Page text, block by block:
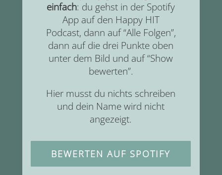
einfach: du gehst in der Spotify
App auf den Happy HIT
Podcast, dann auf “Alle Folgen”,
dann auf die drei Punkte oben
unter dem Bild und auf “Show
bewerten”.
Hier musst du nichts schreiben
und dein Name wird nicht
angezeigt.
BEWERTEN AUF SPOTIFY